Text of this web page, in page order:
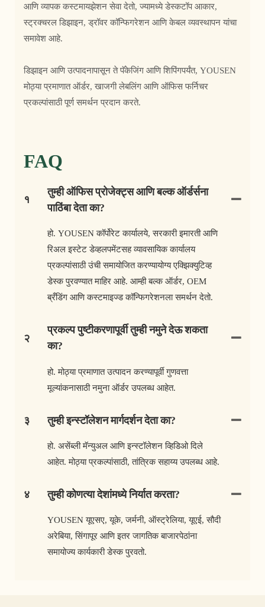
आणि व्यापक कस्टमायझेशन सेवा देतो, ज्यामध्ये डेस्कटॉप आकार,
स्ट्रक्चरल डिझाइन, ड्रॉवर कॉन्फिगरेशन आणि केबल व्यवस्थापन यांचा
समावेश आहे.
डिझाइन आणि उत्पादनापासून ते पॅकेजिंग आणि शिपिंगपर्यंत, YOUSEN
मोठ्या प्रमाणात ऑर्डर, खाजगी लेबलिंग आणि ऑफिस फर्निचर
प्रकल्पांसाठी पूर्ण समर्थन प्रदान करते.
FAQ
१
तुम्ही ऑफिस प्रोजेक्ट्स आणि बल्क ऑर्डर्सना
पाठिंबा देता का?
हो. YOUSEN कॉर्पोरेट कार्यालये, सरकारी इमारती आणि
रिअल इस्टेट डेव्हलपमेंटसह व्यावसायिक कार्यालय
प्रकल्पांसाठी उंची समायोजित करण्यायोग्य एक्झिक्युटिव्ह
डेस्क पुरवण्यात माहिर आहे. आम्ही बल्क ऑर्डर, OEM
ब्रँडिंग आणि कस्टमाइज्ड कॉन्फिगरेशनला समर्थन देतो.
२
प्रकल्प पुष्टीकरणापूर्वी तुम्ही नमुने देऊ शकता
का?
हो. मोठ्या प्रमाणात उत्पादन करण्यापूर्वी गुणवत्ता
मूल्यांकनासाठी नमुना ऑर्डर उपलब्ध आहेत.
३ तुम्ही इन्स्टॉलेशन मार्गदर्शन देता का?
हो. असेंब्ली मॅन्युअल आणि इन्स्टॉलेशन व्हिडिओ दिले
आहेत. मोठ्या प्रकल्पांसाठी, तांत्रिक सहाय्य उपलब्ध आहे.
४ तुम्ही कोणत्या देशांमध्ये निर्यात करता?
YOUSEN यूएसए, यूके, जर्मनी, ऑस्ट्रेलिया, यूएई, सौदी
अरेबिया, सिंगापूर आणि इतर जागतिक बाजारपेठांना
समायोज्य कार्यकारी डेस्क पुरवतो.